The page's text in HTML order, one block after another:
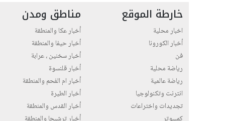
خارطة الموقع
اخبار محلية
أخبار الكورونا
فن
رياضة محلية
رياضة عالمية
انترنت وتكنولوجيا
تجديدات واختراعات
مناطق ومدن
أخبار عكا والمنطقة
أخبار حيفا والمنطقة
أخبار سخنين ، عرابة
أخبار قلنسوة
أخبار ام الفحم والمنطقة
أخبار الطيرة
أخبار القدس والمنطقة